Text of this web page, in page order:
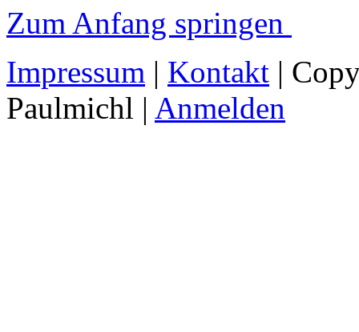
Zum Anfang springen
Impressum | Kontakt |
Paulmichl | Anmelden